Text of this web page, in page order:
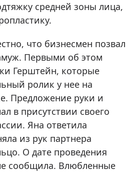
средней зоны лица,
что бизнесмен позвал
Первыми об этом
Герштейн, которые
ролик у нее на
Предложение руки и
в присутствии своего
Яна ответила
из рук партнера
О дате проведения
сообщила. Влюбленные